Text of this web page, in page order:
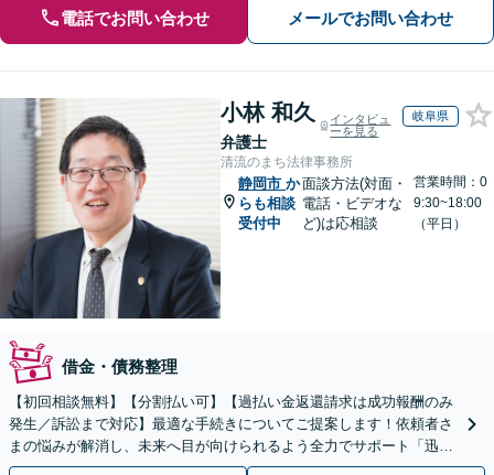
電話でお問い合わせ メールでお問い合わせ
小林 和久
弁護士
インタビュ
ーを見る
岐阜県
清流のまち法律事務所
静岡市 か
らも相談
受付中
面談方法(対面・
電話・ビデオな
ど)は応相談
営業時間：0
9:30~18:00
（平日）
借金・債務整理
【初回相談無料】【分割払い可】【過払い金返還請求は成功報酬のみ
発生／訴訟まで対応】最適な手続きについてご提案します！依頼者さ
まの悩みが解消し、未来へ目が向けられるよう全力でサポート「迅速
丁寧な対応で、信頼関係を重視」【夜間相談可（要相談）】